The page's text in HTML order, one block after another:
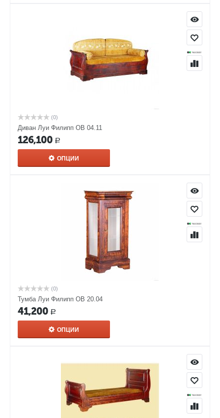
(0)
Диван Луи Филипп ОВ 04.11
126,100 Р
ОПЦИИ
(0)
Тумба Луи Филипп ОВ 20.04
41,200 Р
ОПЦИИ